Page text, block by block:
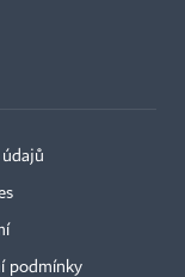
podmínky